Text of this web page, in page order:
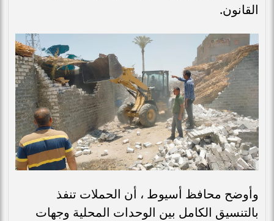
القانون.
وأوضح محافظ أسيوط ، أن الحملات تنفذ
بالتنسيق الكامل بين الوحدات المحلية وجهات